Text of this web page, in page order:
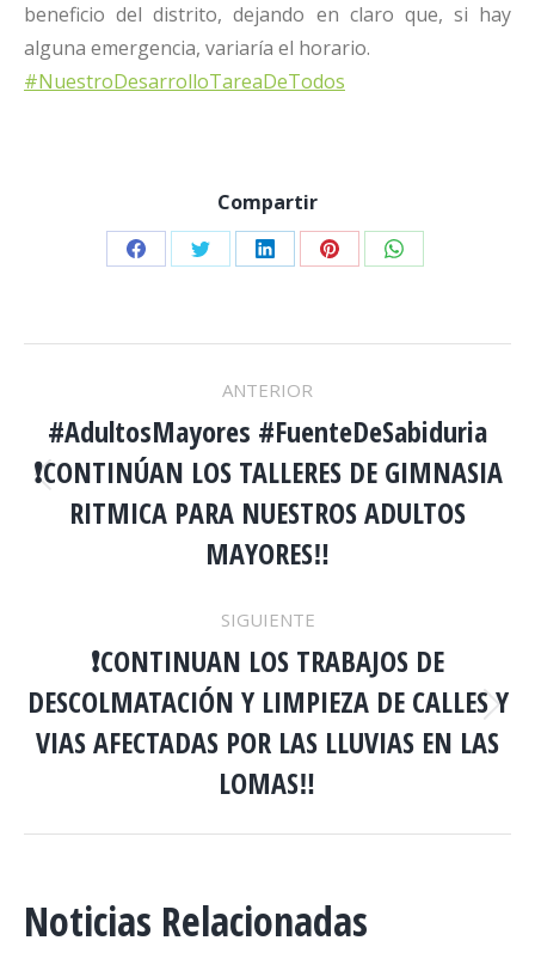
beneficio del distrito, dejando en claro que, si hay
alguna emergencia, variaría el horario.
#NuestroDesarrolloTareaDeTodos
Compartir
Share
Facebook
Share
Twitter
Share
LinkedIn
Share
Pinterest
Share
WhatsApp
NAVEGACIÓN
ENTRE
PUBLICACIONES
ANTERIOR
Publicación
anterior:
#AdultosMayores #FuenteDeSabiduria
❗️CONTINÚAN LOS TALLERES DE GIMNASIA
RITMICA PARA NUESTROS ADULTOS
MAYORES‼️
SIGUIENTE
Publicación
siguiente:
❗️CONTINUAN LOS TRABAJOS DE
DESCOLMATACIÓN Y LIMPIEZA DE CALLES Y
VIAS AFECTADAS POR LAS LLUVIAS EN LAS
LOMAS‼️
Noticias Relacionadas